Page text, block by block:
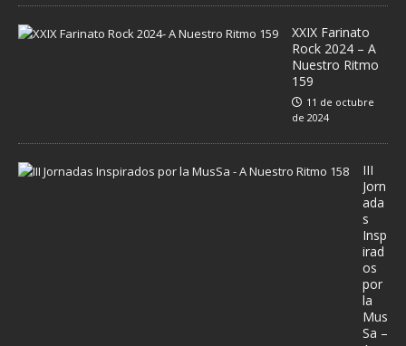
XXIX Farinato
Rock 2024 – A
Nuestro Ritmo
159
11 de octubre
de 2024
III
Jorn
ada
s
Insp
irad
os
por
la
Mus
Sa –